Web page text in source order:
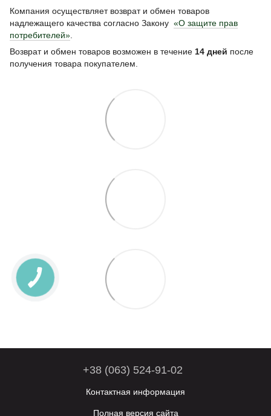
Компания осуществляет возврат и обмен товаров
надлежащего качества согласно Закону «О защите прав
потребителей»
Возврат и обмен товаров возможен в течение 14 дней после
получения товара покупателем.
+38 (063) 524-91-02
Контактная информация
Полная версия сайта